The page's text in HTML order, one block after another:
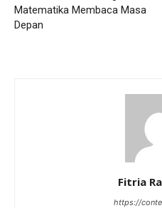
Matematika Membaca Masa
Depan
Fitria
https://